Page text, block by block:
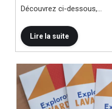
Découvrez ci-dessous,…